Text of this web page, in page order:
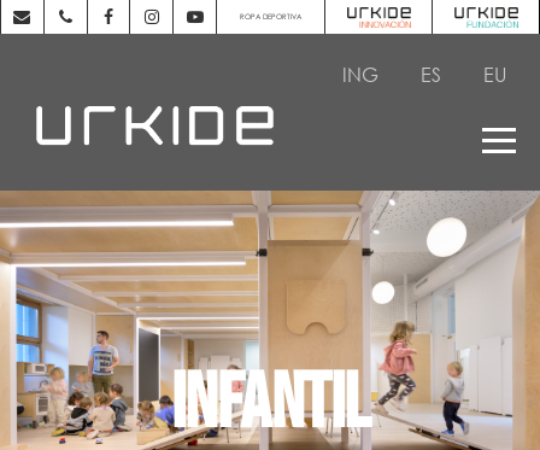
ROPA DEPORTIVA
ING ES EU
Infantil